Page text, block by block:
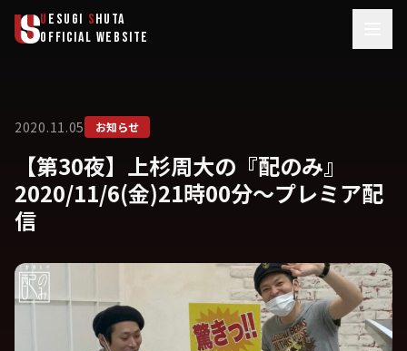
メインコンテンツへスキップ
U ESUGI SHUTA
OFFICIAL WEBSITE
2020.11.05 お知らせ
【第30夜】上杉周大の『配のみ』
2020/11/6(金)21時00分～プレミア配
信